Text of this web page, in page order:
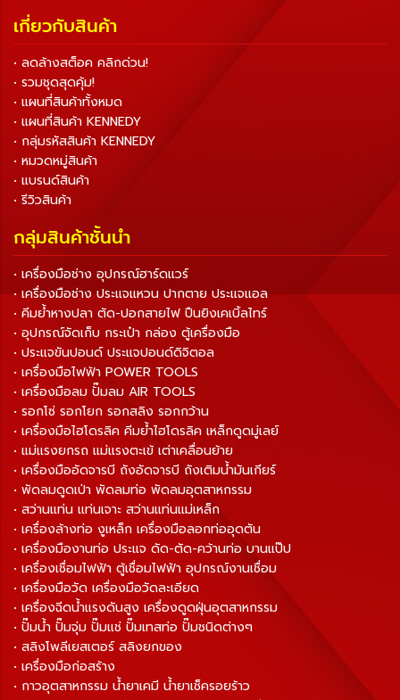
เกี่ยวกับสินค้า
• ลดล้างสต็อค คลิกด่วน!
• รวมชุดสุดคุ้ม!
• แผนที่สินค้าทั้งหมด
• แผนที่สินค้า KENNEDY
• กลุ่มรหัสสินค้า KENNEDY
• หมวดหมู่สินค้า
• แบรนด์สินค้า
• รีวิวสินค้า
กลุ่มสินค้าชั้นนำ
• เครื่องมือช่าง อุปกรณ์ฮาร์ดแวร์
• เครื่องมือช่าง ประแจแหวน ปากตาย ประแจแอล
• คีมย้ำหางปลา ตัด-ปอกสายไฟ ปืนยิงเคเบิ้ลไทร์
• อุปกรณ์จัดเก็บ กระเป๋า กล่อง ตู้เครื่องมือ
• ประแจขันปอนด์ ประแจปอนด์ดิจิตอล
• เครื่องมือไฟฟ้า POWER TOOLS
• เครื่องมือลม ปั๊มลม AIR TOOLS
• รอกโซ่ รอกโยก รอกสลิง รอกกว้าน
• เครื่องมือไฮโดรลิค คีมย้ำไฮโดรลิค เหล็กดูดมู่เลย์
• แม่แรงยกรถ แม่แรงตะเข้ เต่าเคลื่อนย้าย
• เครื่องมืออัดจารบี ถังอัดจารบี ถังเติมน้ำมันเกียร์
• พัดลมดูดเป่า พัดลมท่อ พัดลมอุตสาหกรรม
• สว่านแท่น แท่นเจาะ สว่านแท่นแม่เหล็ก
• เครื่องล้างท่อ งูเหล็ก เครื่องมือลอกท่ออุดตัน
• เครื่องมืองานท่อ ประแจ ดัด-ตัด-คว้านท่อ บานแป๊ป
• เครื่องเชื่อมไฟฟ้า ตู้เชื่อมไฟฟ้า อุปกรณ์งานเชื่อม
• เครื่องมือวัด เครื่องมือวัดละเอียด
• เครื่องฉีดน้ำแรงดันสูง เครื่องดูดฝุ่นอุตสาหกรรม
• ปั๊มน้ำ ปั๊มจุ่ม ปั๊มแช่ ปั๊มเทสท่อ ปั๊มชนิดต่างๆ
• สลิงโพลีเยสเตอร์ สลิงยกของ
• เครื่องมือก่อสร้าง
• กาวอุตสาหกรรม น้ำยาเคมี น้ำยาเช็ครอยร้าว